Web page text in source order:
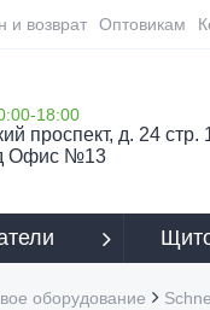
и возврат Оптовикам
18:00
проспект, д. 24 стр.
Офис №13
оборудование